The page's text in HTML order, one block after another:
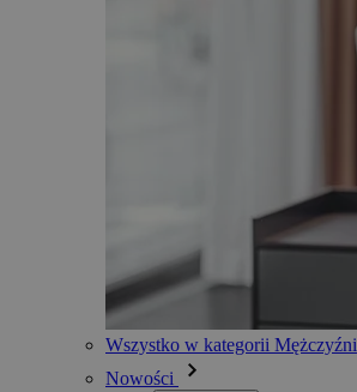
Wszystko w kategorii Mężczyźni
Nowości